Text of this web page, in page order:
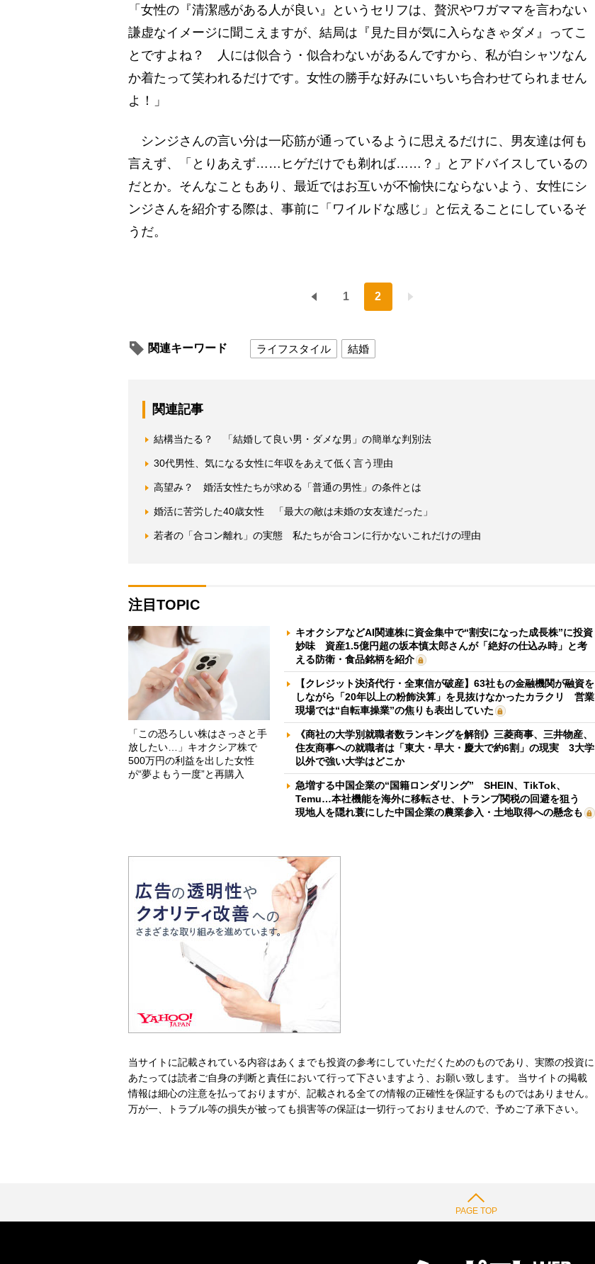
「女性の『清潔感がある人が良い』というセリフは、贅沢やワガママを言わない
謙虚なイメージに聞こえますが、結局は『見た目が気に入らなきゃダメ』ってこ
とですよね？ 人には似合う・似合わないがあるんですから、私が白シャツなん
か着たって笑われるだけです。女性の勝手な好みにいちいち合わせてられません
よ！」
シンジさんの言い分は一応筋が通っているように思えるだけに、男友達は何も
言えず、「とりあえず……ヒゲだけでも剃れば……？」とアドバイスしているの
だとか。そんなこともあり、最近ではお互いが不愉快にならないよう、女性にシ
ンジさんを紹介する際は、事前に「ワイルドな感じ」と伝えることにしているそ
うだ。
1 2
関連キーワード ライフスタイル 結婚
関連記事
結構当たる？ 「結婚して良い男・ダメな男」の簡単な判別法
30代男性、気になる女性に年収をあえて低く言う理由
高望み？ 婚活女性たちが求める「普通の男性」の条件とは
婚活に苦労した40歳女性 「最大の敵は未婚の女友達だった」
若者の「合コン離れ」の実態 私たちが合コンに行かないこれだけの理由
注目TOPIC
「この恐ろしい株はさっさと手
放したい…」キオクシア株で
500万円の利益を出した女性
が“夢よもう一度”と再購入
キオクシアなどAI関連株に資金集中で“割安になった成長株”に投資
妙味 資産1.5億円超の坂本慎太郎さんが「絶好の仕込み時」と考
える防衛・食品銘柄を紹介
【クレジット決済代行・全東信が破産】63社もの金融機関が融資を
しながら「20年以上の粉飾決算」を見抜けなかったカラクリ 営業
現場では“自転車操業”の焦りも表出していた
《商社の大学別就職者数ランキングを解剖》三菱商事、三井物産、
住友商事への就職者は「東大・早大・慶大で約6割」の現実 3大学
以外で強い大学はどこか
急増する中国企業の“国籍ロンダリング” SHEIN、TikTok、
Temu…本社機能を海外に移転させ、トランプ関税の回避を狙う
現地人を隠れ蓑にした中国企業の農業参入・土地取得への懸念も
当サイトに記載されている内容はあくまでも投資の参考にしていただくためのものであり、実際の投資に
あたっては読者ご自身の判断と責任において行って下さいますよう、お願い致します。 当サイトの掲載
情報は細心の注意を払っておりますが、記載される全ての情報の正確性を保証するものではありません。
万が一、トラブル等の損失が被っても損害等の保証は一切行っておりませんので、予めご了承下さい。
PAGE TOP